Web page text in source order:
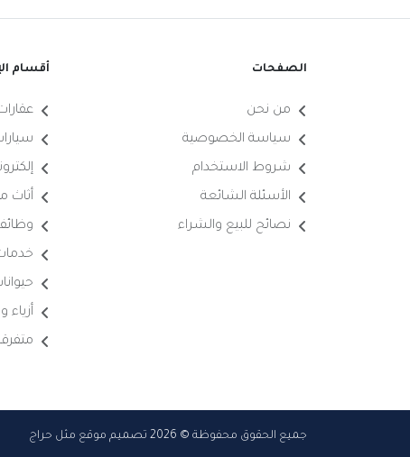
الصفحات
من نحن
سياسة الخصوصية
شروط الاستخدام
الأسئلة الشائعة
نصائح للبيع والشراء
أقسام
أثاث
جميع الحقوق محفوظة © 2026 تصميم موقع مثل حراج